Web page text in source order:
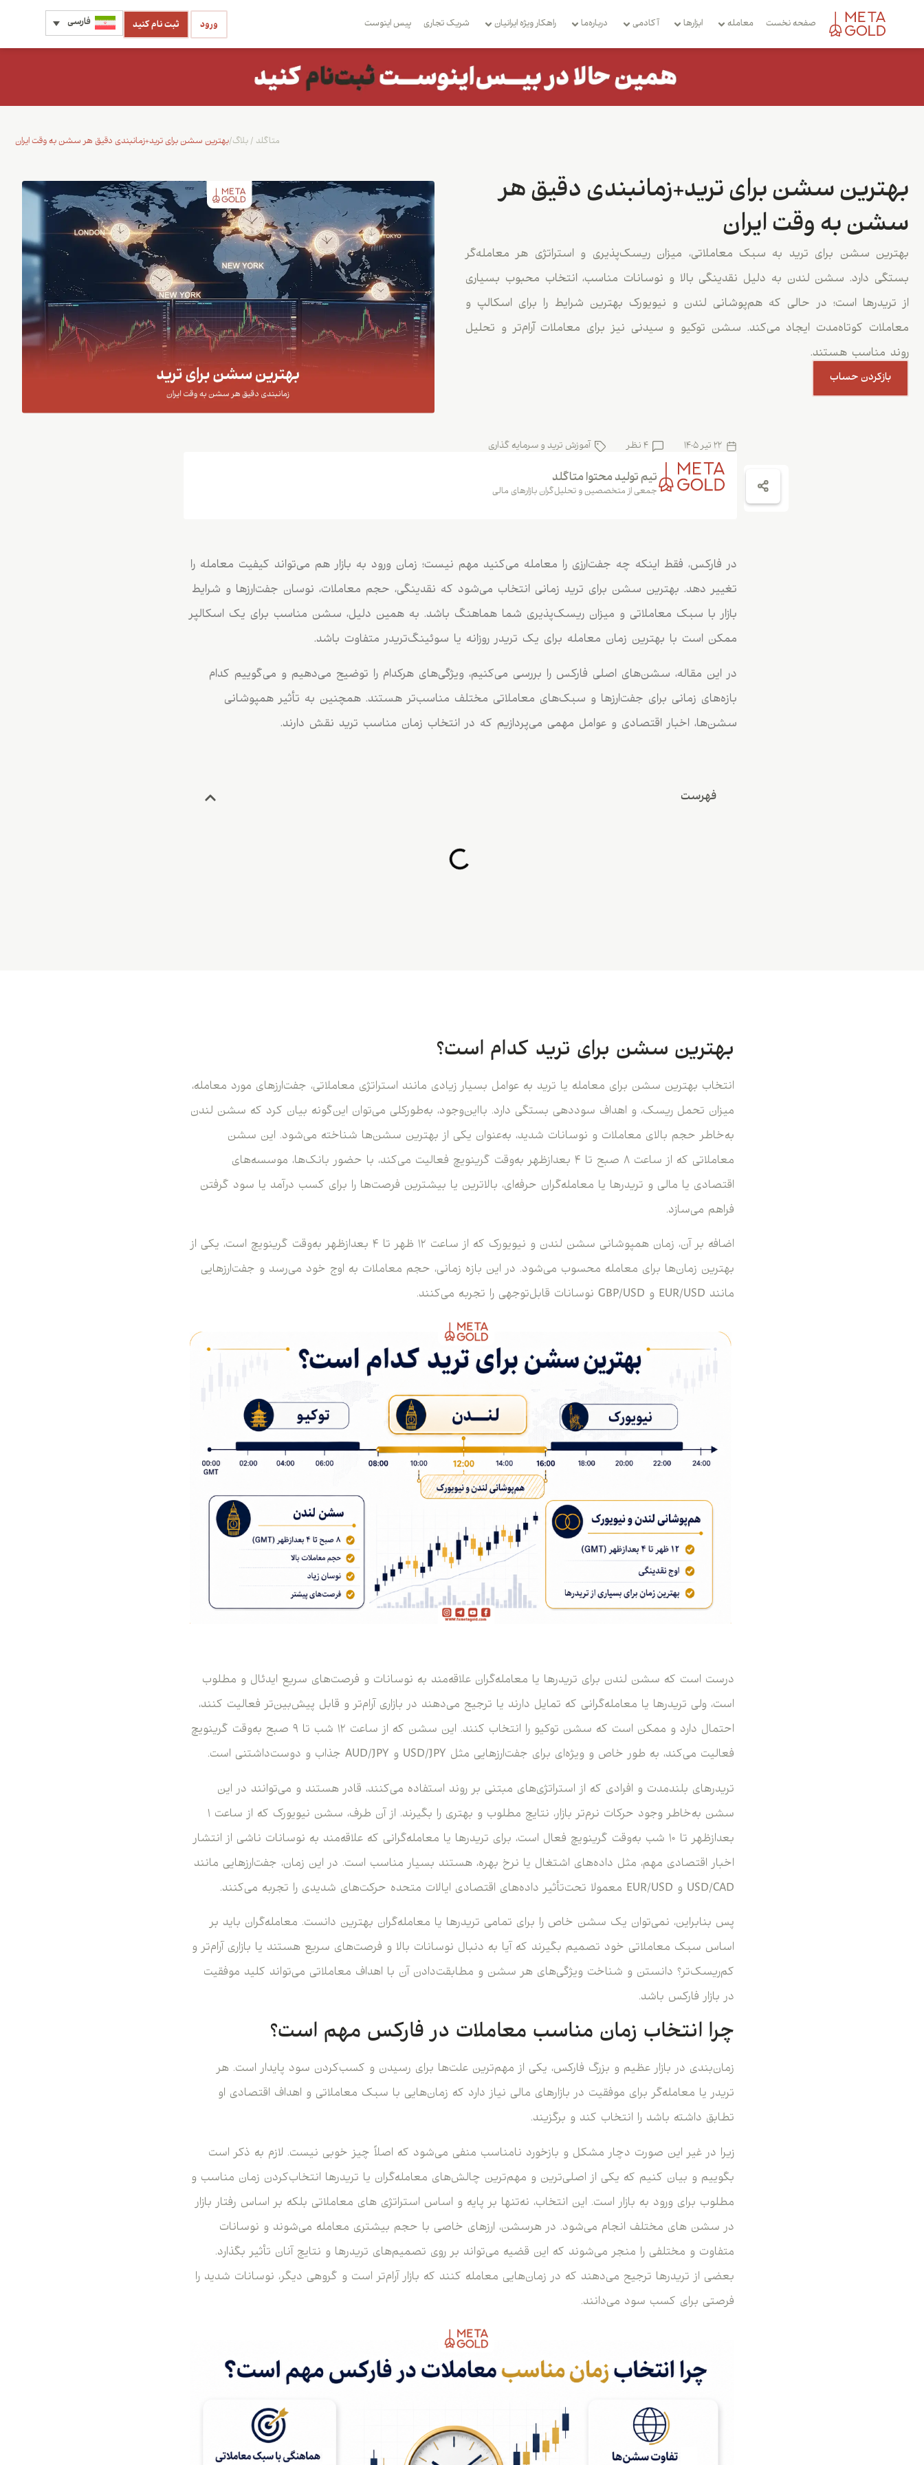
صفحه نخست معامله ابزارها آکادمی درباره‌ما راهکار ویژه ایرانیان شریک تجاری بِیس اینوست فارسی ثبت نام کنید ورود
بهترین سشن برای ترید+زمانبندی دقیق هر سشن به وقت ایران متاگلد /بلاگ/
بهترین سشن برای ترید+زمانبندی دقیق هر
سشن به وقت ایران
بهترین سشن برای ترید به سبک معاملاتی، میزان ریسک‌پذیری و استراتژی هر معامله‌گر
بستگی دارد. سشن لندن به دلیل نقدینگی بالا و نوسانات مناسب، انتخاب محبوب بسیاری
از تریدرها است؛ در حالی که هم‌پوشانی لندن و نیویورک بهترین شرایط را برای اسکالپ و
معاملات کوتاه‌مدت ایجاد می‌کند. سشن توکیو و سیدنی نیز برای معاملات آرام‌تر و تحلیل
روند مناسب هستند.
بازکردن حساب
22 تیر 1405 4 نظر آموزش ترید و سرمایه گذاری
تیم تولید محتوا متاگلد
جمعی از متخصصین و تحلیل‌گران بازارهای مالی
در فارکس، فقط اینکه چه جفت‌ارزی را معامله می‌کنید مهم نیست؛ زمان ورود به بازار هم می‌تواند کیفیت معامله را
تغییر دهد. بهترین سشن برای ترید زمانی انتخاب می‌شود که نقدینگی، حجم معاملات، نوسان جفت‌ارزها و شرایط
بازار با سبک معاملاتی و میزان ریسک‌پذیری شما هماهنگ باشد. به همین دلیل، سشن مناسب برای یک اسکالپر
ممکن است با بهترین زمان معامله برای یک تریدر روزانه یا سوئینگ‌تریدر متفاوت باشد.
در این مقاله، سشن‌های اصلی فارکس را بررسی می‌کنیم، ویژگی‌های هرکدام را توضیح می‌دهیم و می‌گوییم کدام
بازه‌های زمانی برای جفت‌ارزها و سبک‌های معاملاتی مختلف مناسب‌تر هستند. همچنین به تأثیر همپوشانی
سشن‌ها، اخبار اقتصادی و عوامل مهمی می‌پردازیم که در انتخاب زمان مناسب ترید نقش دارند.
فهرست
بهترین سشن برای ترید کدام است؟
انتخاب بهترین سشن برای معامله یا ترید به عوامل بسیار زیادی مانند استراتژی معاملاتی، جفت‌ارزهای مورد معامله،
میزان تحمل ریسک، و اهداف سوددهی بستگی دارد. بااین‌وجود، به‌طورکلی می‌توان این‌گونه بیان کرد که سشن لندن
به‌خاطر حجم بالای معاملات و نوسانات شدید، به‌عنوان یکی از بهترین سشن‌ها شناخته می‌شود. این سشن
معاملاتی که از ساعت ۸ صبح تا ۴ بعدازظهر به‌وقت گرینویچ فعالیت می‌کند، با حضور بانک‌ها، موسسه‌های
اقتصادی یا مالی و تریدرها یا معامله‌گران حرفه‌ای، بالاترین یا بیشترین فرصت‌ها را برای کسب درآمد یا سود گرفتن
فراهم می‌سازد.
اضافه بر آن، زمان همپوشانی سشن لندن و نیویورک که از ساعت ۱۲ ظهر تا ۴ بعدازظهر به‌وقت گرینویچ است، یکی از
بهترین زمان‌ها برای معامله محسوب می‌شود. در این بازه زمانی، حجم معاملات به اوج خود می‌رسد و جفت‌ارزهایی
مانند EUR/USD و GBP/USD نوسانات قابل‌توجهی را تجربه می‌کنند.
درست است که سشن لندن برای تریدرها یا معامله‌گران علاقه‌مند به نوسانات و فرصت‌های سریع ایدئال و مطلوب
است، ولی تریدرها یا معامله‌گرانی که تمایل دارند یا ترجیح می‌دهند در بازاری آرام‌تر و قابل پیش‌بین‌تر فعالیت کنند،
احتمال دارد و ممکن است که سشن توکیو را انتخاب کنند. این سشن که از ساعت ۱۲ شب تا ۹ صبح به‌وقت گرینویچ
فعالیت می‌کند، به طور خاص و ویژه‌ای برای جفت‌ارزهایی مثل USD/JPY و AUD/JPY جذاب و دوست‌داشتنی است.
تریدرهای بلندمدت و افرادی که از استراتژی‌های مبتنی بر روند استفاده می‌کنند، قادر هستند و می‌توانند در این
سشن به‌خاطر وجود حرکات نرم‌تر بازار، نتایج مطلوب و بهتری را بگیرند. از آن طرف، سشن نیویورک که از ساعت ۱
بعدازظهر تا ۱۰ شب به‌وقت گرینویچ فعال است، برای تریدرها یا معامله‌گرانی که علاقه‌مند به نوسانات ناشی از انتشار
اخبار اقتصادی مهم، مثل داده‌های اشتغال یا نرخ بهره، هستند بسیار مناسب است. در این زمان، جفت‌ارزهایی مانند
USD/CAD و EUR/USD معمولا تحت‌تأثیر داده‌های اقتصادی ایالات متحده حرکت‌های شدیدی را تجربه می‌کنند.
پس بنابراین، نمی‌توان یک سشن خاص را برای تمامی تریدرها یا معامله‌گران بهترین دانست. معامله‌گران باید بر
اساس سبک معاملاتی خود تصمیم بگیرند که آیا به دنبال نوسانات بالا و فرصت‌های سریع هستند یا بازاری آرام‌تر و
کم‌ریسک‌تر؟ دانستن و شناخت ویژگی‌های هر سشن و مطابقت‌دادن آن با اهداف معاملاتی می‌تواند کلید موفقیت
در بازار فارکس باشد.
چرا انتخاب زمان مناسب معاملات در فارکس مهم است؟
زمان‌بندی در بازار عظیم و بزرگ فارکس، یکی از مهم‌ترین علت‌ها برای رسیدن و کسب‌کردن سود پایدار است. هر
تریدر یا معامله‌گر برای موفقیت در بازارهای مالی نیاز دارد که زمان‌هایی با سبک معاملاتی و اهداف اقتصادی او
تطابق داشته باشد را انتخاب کند و برگزیند.
زیرا در غیر این صورت دچار مشکل و بازخورد نامناسب منفی می‌شود که اصلاً چیز خوبی نیست. لازم به ذکر است
بگوییم و بیان کنیم که یکی از اصلی‌ترین و مهم‌ترین چالش‌های معامله‌گران یا تریدرها انتخاب‌کردن زمان مناسب و
مطلوب برای ورود به بازار است. این انتخاب، نه‌تنها بر پایه و اساس استراتژی های معاملاتی بلکه بر اساس رفتار بازار
در سشن های مختلف انجام می‌شود. در هرسشن، ارزهای خاصی با حجم بیشتری معامله می‌شوند و نوسانات
متفاوت و مختلفی را منجر می‌شوند که این قضیه می‌تواند بر روی تصمیم‌های تریدرها و نتایج آنان تأثیر بگذارد.
بعضی از تریدرها ترجیح می‌دهند که در زمان‌هایی معامله کنند که بازار آرام‌تر است و گروهی دیگر، نوسانات شدید را
فرصتی برای کسب سود می‌دانند.